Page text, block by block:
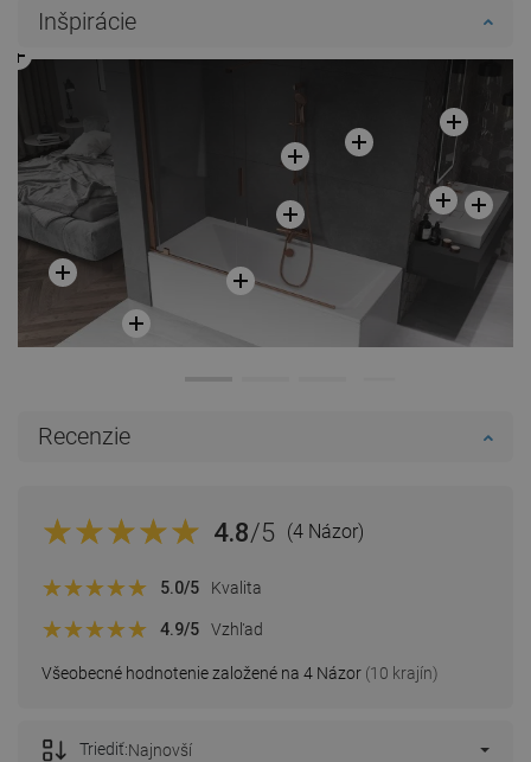
Inšpirácie
Recenzie
4.8/5 (4 Názor)
Všeobecné hodnotenie založené na 4 Názor (10 krajín)
5.0/5 Kvalita
4.9/5 Vzhľad
Triediť:Najnovší